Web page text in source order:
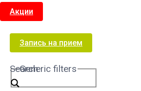
Акции
Запись на прием
Search
Generic filters